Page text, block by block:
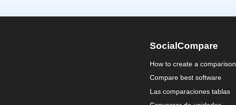
SocialCompare
How to create a comparison
Compare best software
Las comparaciones tablas